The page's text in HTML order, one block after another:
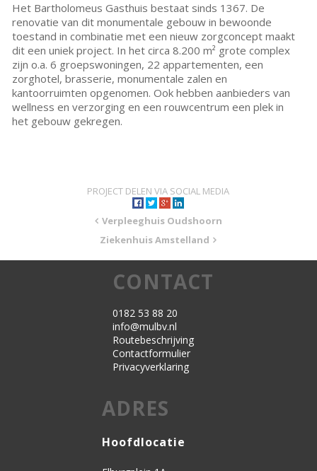
Het Bartholomeus Gasthuis bestaat sinds 1367. De
renovatie van dit monumentale gebouw in bewoonde
toestand in combinatie met een nieuw zorgconcept maakt
dit een uniek project. In het circa 8.200 m² grote complex
zijn o.a. 6 groepswoningen, 22 appartementen, een
zorghotel, brasserie, monumentale zalen en
kantoorruimten opgenomen. Ook hebben aanbieders van
wellness en verzorging en een rouwcentrum een plek in
het gebouw gekregen.
PROJECT DELEN VIA SOCIAL MEDIA
Verpleeghuis Oudshoorn
Ziekenhuis Amstelland
CONTACT
0182 53 88 20
info@mulbv.nl
Routebeschrijving
Contactformulier
Privacyverklaring
ADRES
Hoofdlocatie